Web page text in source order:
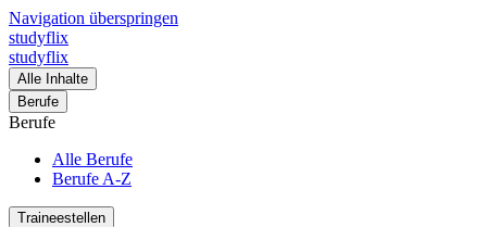
Navigation überspringen
studyflix
studyflix
Alle Inhalte
Berufe
Berufe
Alle Berufe
Berufe A-Z
Traineestellen